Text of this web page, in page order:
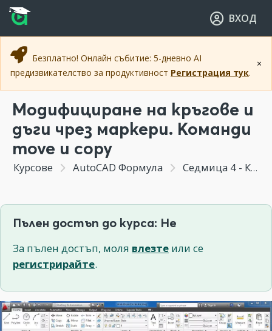
Прескочи към основното съдържание
Прескочи към навигацията
ВХОД
×
Безплатно! Онлайн събитие: 5-дневно AI
предизвикателство за продуктивност Регистрация тук.
Модифициране на кръгове и
дъги чрез маркери. Команди
move и copy
Курсове AutoCAD Формула Седмица 4 - Коригиране на геометрия
Пълен достъп до курса: Не
За пълен достъп, моля влезте или се
регистрирайте.